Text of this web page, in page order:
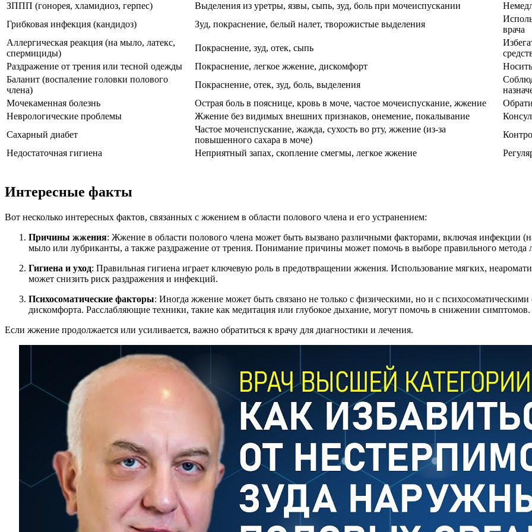
ЗППП (гонорея, хламидиоз, герпес) Выделения из уретры, язвы, сыпь, зуд, боль при мочеиспускании
Грибковая инфекция (кандидоз)
Зуд, покраснение, белый налет, творожистые выделения
врача
Аллергическая реакция (на мыло, латекс,
спермициды)
Покраснение, зуд, отек, сыпь
Раздражение от трения или тесной одежды
Покраснение, легкое жжение, дискомфорт
Баланит (воспаление головки полового
члена)
Покраснение, отек, зуд, боль, выделения
Мочекаменная болезнь
Острая боль в пояснице, кровь в моче, частое мочеиспускание, жжение
Неврологические проблемы
Жжение без видимых внешних признаков, онемение, покалывание
Сахарный диабет
Частое мочеиспускание, жажда, сухость во рту, жжение (из-за
повышенного сахара в моче)
Недостаточная гигиена
Неприятный запах, скопление смегмы, легкое жжение
Интересные факты
Вот несколько интересных фактов, связанных с жжением в области полового члена и его устранением:
Причины жжения: Жжение в области полового члена может быть вызвано различными факторами, включая инфекции
мыло или лубриканты, а также раздражение от трения. Понимание причины может помочь в выборе правильного метода
Гигиена и уход: Правильная гигиена играет ключевую роль в предотвращении жжения. Использование мягких,
может снизить риск раздражения и инфекций.
Психосоматические факторы: Иногда жжение может быть связано не только с физическими, но и с
дискомфорта. Расслабляющие техники, такие как медитация или глубокое дыхание, могут помочь в снижении симптомов.
Если жжение продолжается или усиливается, важно обратиться к врачу для диагностики и лечения.